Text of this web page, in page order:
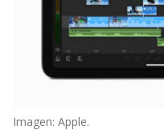
Imagen: Apple.